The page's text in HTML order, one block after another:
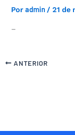
Poradmin /21 de
–
ANTERIOR